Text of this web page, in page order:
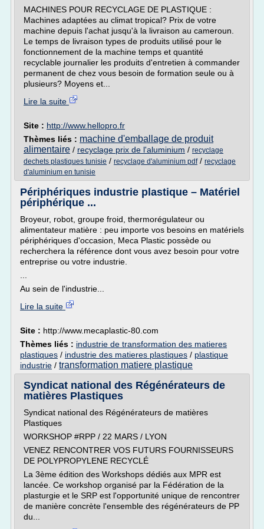
MACHINES POUR RECYCLAGE DE PLASTIQUE :
Machines adaptées au climat tropical? Prix de votre
machine depuis l'achat jusqu'à la livraison au cameroun.
Le temps de livraison types de produits utilisé pour le
fonctionnement de la machine temps et quantité
recyclable journalier les produits d'entretien à commander
permanent de chez vous besoin de formation seule ou à
plusieurs? Moyens et...
Lire la suite
Site : http://www.hellopro.fr
Thèmes liés : machine d'emballage de produit
alimentaire / recyclage prix de l'aluminium / recyclage
dechets plastiques tunisie / recyclage d'aluminium pdf/ recyclage
d'aluminium en tunisie
Périphériques industrie plastique – Matériel
périphérique ...
Broyeur, robot, groupe froid, thermorégulateur ou
alimentateur matière : peu importe vos besoins en matériels
périphériques d'occasion, Meca Plastic possède ou
recherchera la référence dont vous avez besoin pour votre
entreprise ou votre industrie.
Au sein de l'industrie...
Lire la suite
Site : http://www.mecaplastic-80.com
Thèmes liés : industrie de transformation des matieres
plastiques / industrie des matieres plastiques / plastique
industrie / transformation matiere plastique
Syndicat national des Régénérateurs de
matières Plastiques
Syndicat national des Régénérateurs de matières
Plastiques
WORKSHOP #RPP / 22 MARS / LYON
VENEZ RENCONTRER VOS FUTURS FOURNISSEURS
DE POLYPROPYLENE RECYCLÉ
La 3ème édition des Workshops dédiés aux MPR est
lancée. Ce workshop organisé par la Fédération de la
plasturgie et le SRP est l'opportunité unique de rencontrer
de manière concrète l'ensemble des régénérateurs de PP
du...